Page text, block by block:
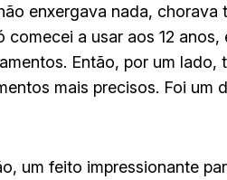
enxergava nada, chorava
comecei a usar aos 12
Então, por um lado,
mais precisos. Foi um
um feito impressionante